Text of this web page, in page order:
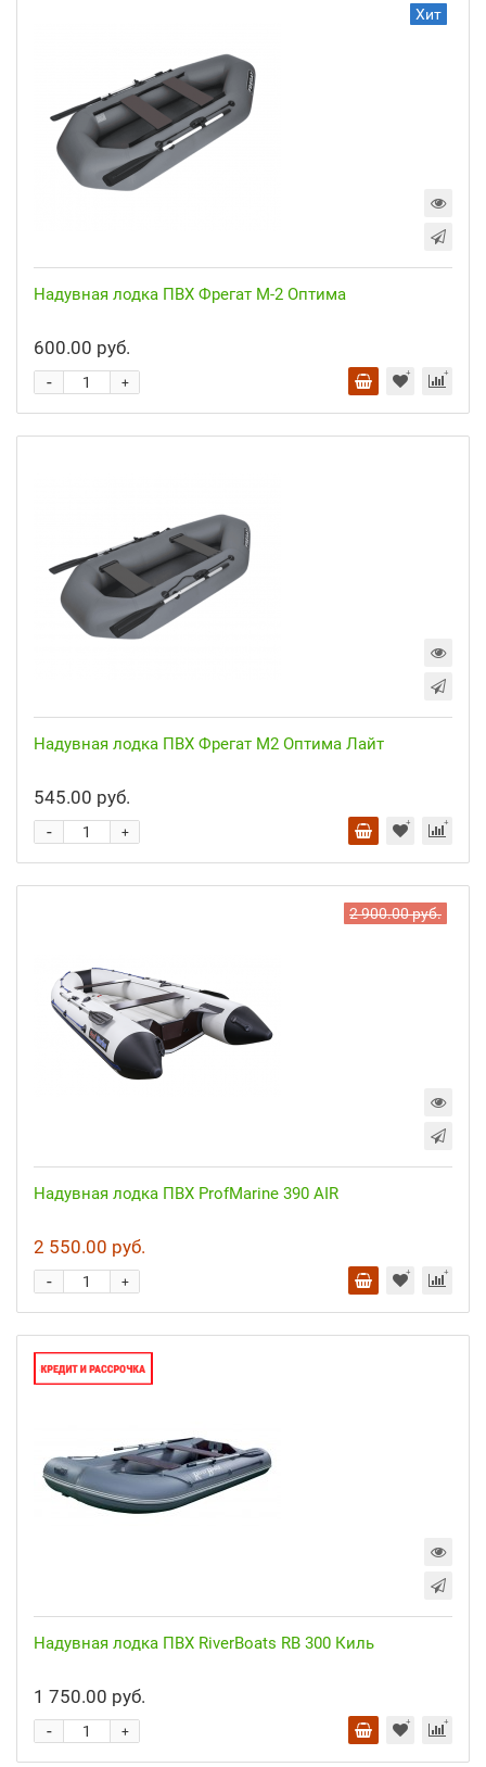
Хит
Надувная лодка ПВХ Фрегат М-2 Оптима
600.00 руб.
+
-
Надувная лодка ПВХ Фрегат М2 Оптима Лайт
545.00 руб.
+
-
2 900.00 руб.
Надувная лодка ПВХ ProfMarine 390 AIR
2 550.00 руб.
+
-
Надувная лодка ПВХ RiverBoats RB 300 Киль
1 750.00 руб.
+
-